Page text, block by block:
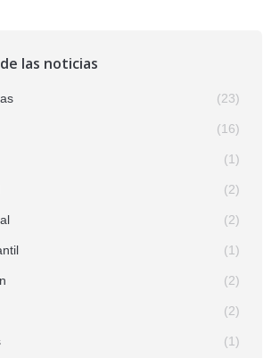
las noticias
(23)
(16)
(1)
(2)
(2)
(1)
(2)
(2)
(1)